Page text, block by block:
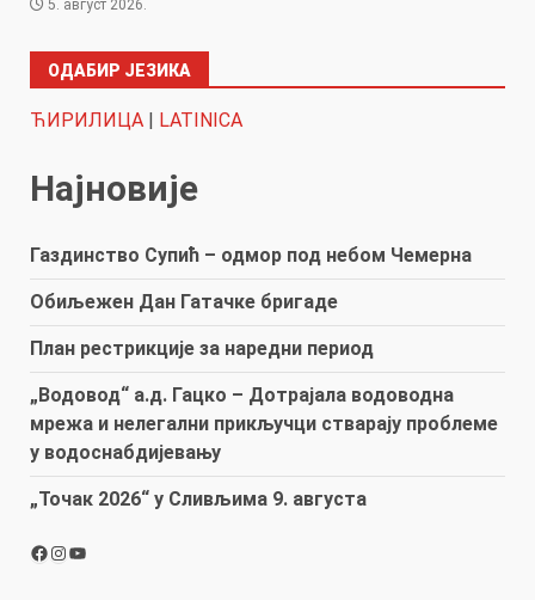
5. август 2026.
ОДАБИР ЈЕЗИКА
ЋИРИЛИЦА | LATINICA
Најновије
Газдинство Супић – одмор под небом Чемерна
Обиљежен Дан Гатачке бригаде
План рестрикције за наредни период
„Водовод“ а.д. Гацко – Дотрајала водоводна
мрежа и нелегални прикључци стварају проблеме
у водоснабдијевању
„Точак 2026“ у Сливљима 9. августа
Facebook
Instagram
YouTube